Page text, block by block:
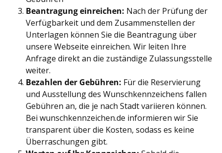
Beantragung einreichen: Nach der Prüfung der
Verfügbarkeit und dem Zusammenstellen der
Unterlagen können Sie die Beantragung über
unsere Webseite einreichen. Wir leiten Ihre
Anfrage direkt an die zuständige Zulassungsstelle
weiter.
Bezahlen der Gebühren: Für die Reservierung
und Ausstellung des Wunschkennzeichens fallen
Gebühren an, die je nach Stadt variieren können.
Bei wunschkennzeichen.de informieren wir Sie
transparent über die Kosten, sodass es keine
Überraschungen gibt.